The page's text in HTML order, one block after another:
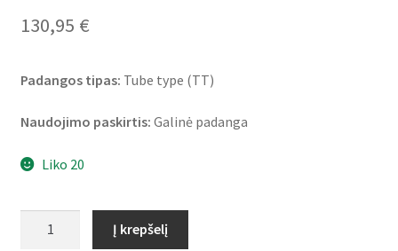
130,95 €
Padangos tipas: Tube type (TT)
Naudojimo paskirtis: Galinė padanga
Liko 20
Į krepšelį